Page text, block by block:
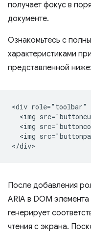
получает фокус в
документе.
Ознакомьтесь с
характеристиками
представленной ниже:
<div role="toolbar"
<img
<img
<img
После добавления
ARIA в DOM
генерирует
чтения с экрана.